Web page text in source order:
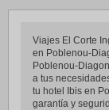
Viajes El Corte
en Poblenou-
Poblenou-
a tus
tu hotel Ibis en
garantía y